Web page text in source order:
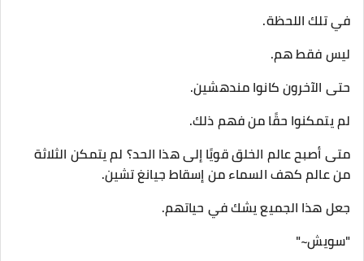
في تلك اللحظة.
ليس فقط هم.
حتى الآخرون كانوا مندهشين.
لم يتمكنوا حقًا من فهم ذلك.
متى أصبح عالم الخلق قويًا إلى هذا الحد؟ لم يتمكن الثلاثة
من عالم كهف السماء من إسقاط جيانغ تشين.
جعل هذا الجميع يشك في حياتهم.
"سويش~"